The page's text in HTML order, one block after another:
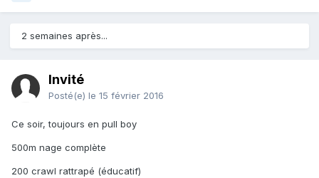
2 semaines après...
Invité
Posté(e) le 15 février 2016
Ce soir, toujours en pull boy
500m nage complète
200 crawl rattrapé (éducatif)